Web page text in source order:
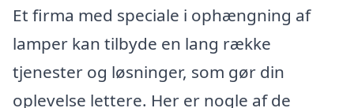
Et firma med speciale i ophængning af
lamper kan tilbyde en lang række
tjenester og løsninger, som gør din
oplevelse lettere. Her er nogle af de